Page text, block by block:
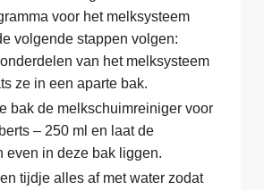
voor het melksysteem
volgende stappen volgen:
van het melksysteem
ze in een aparte bak.
bak de melkschuimreiniger voor
– 250 ml en laat de
even in deze bak liggen.
tijdje alles af met water zodat